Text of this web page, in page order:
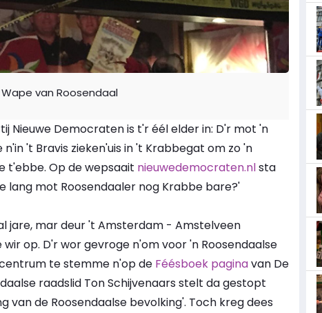
van Roosendaal
Nieuwe Democraten is t'r éél elder in: D'r mot 'n
't Bravis zieken'uis in 't Krabbegat om zo 'n
t'ebbe. Op de wepsaait nieuwedemocraten.nlsta
lang mot Roosendaaler nog Krabbe bare?'
jare, mar deur 't Amsterdam - Amstelveen
op. D'r wor gevroge n'om voor 'n Roosendaalse
te stemme n'op de Féésboek paginavan De
raadslid Ton Schijvenaars stelt da gestopt
van de Roosendaalse bevolking'. Toch kreg dees